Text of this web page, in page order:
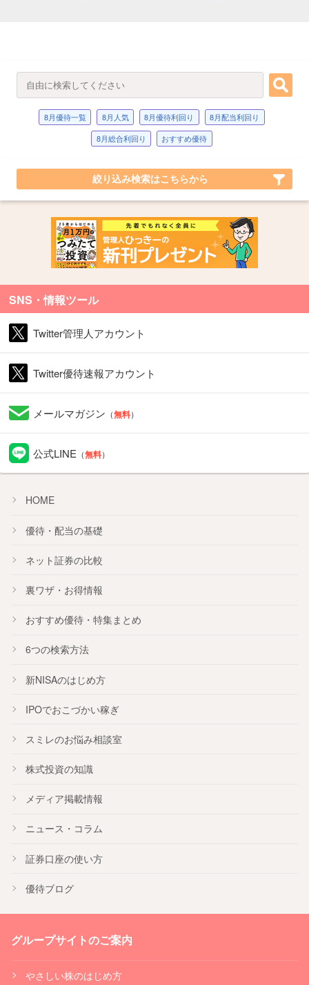
8月優待一覧 8月人気 8月優待利回り
8月配当利回り
8月総合利回り
おすすめ優待
絞り込み検索はこちらから
SNS・情報ツール
Twitter管理人アカウント
Twitter優待速報アカウント
メールマガジン （無料）
公式LINE （無料）
HOME
優待・配当の基礎
ネット証券の比較
裏ワザ・お得情報
おすすめ優待・ 特集まとめ
6つの検索方法
新NISAのはじめ方
IPOでおこづかい稼ぎ
スミレのお悩み相談室
株式投資の知識
メディア掲載情報
ニュース・コラム
証券口座の使い方
優待ブログ
グループサイトのご案内
やさしい株のはじめ方